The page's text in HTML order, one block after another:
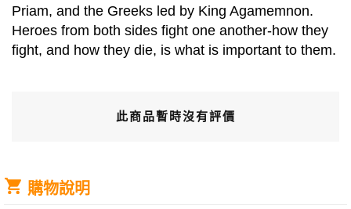
Priam, and the Greeks led by King Agamemnon.
Heroes from both sides fight one another-how they
fight, and how they die, is what is important to them.
此商品暫時沒有評價
購物說明